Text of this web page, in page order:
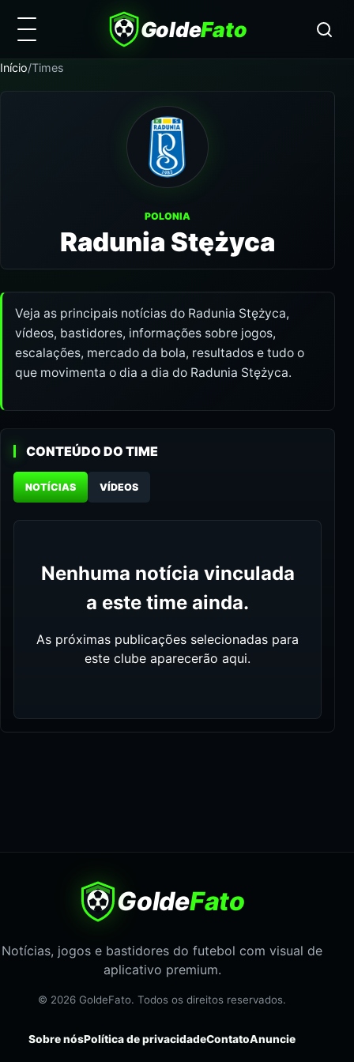
GoldeFato
Início/Times
POLONIA
Radunia Stężyca
Veja as principais notícias do Radunia Stężyca,
vídeos, bastidores, informações sobre jogos,
escalações, mercado da bola, resultados e tudo o
que movimenta o dia a dia do Radunia Stężyca.
CONTEÚDO DO TIME
NOTÍCIAS VÍDEOS
Nenhuma notícia vinculada
a este time ainda.
As próximas publicações selecionadas para
este clube aparecerão aqui.
GoldeFato
Notícias, jogos e bastidores do futebol com visual de
aplicativo premium.
© 2026 GoldeFato. Todos os direitos reservados.
Sobre nósPolítica de privacidadeContatoAnuncie